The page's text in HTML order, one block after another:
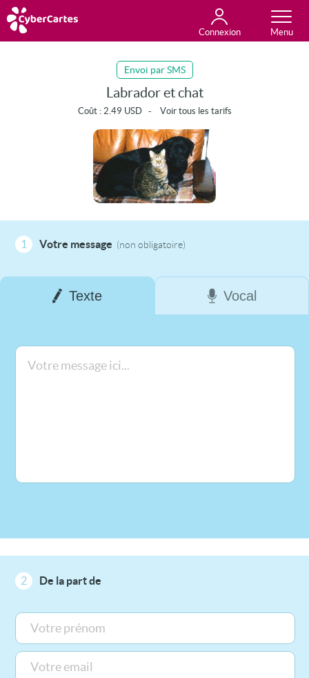
Connexion
Toutes les cartes
Envoi par SMS
Labrador et chat
Coût : 2.49 USD- Voir tous les tarifs
1 Votre message (non obligatoire)
Texte Vocal
2 De la part de